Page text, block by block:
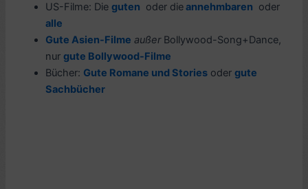
US-Filme: Dieguten oder dieannehmbaren oder
alle
Gute Asien-Filme außer Bollywood-Song+Dance,
nurgute Bollywood-Filme
Bücher: Gute Romane und Stories odergute
Sachbücher